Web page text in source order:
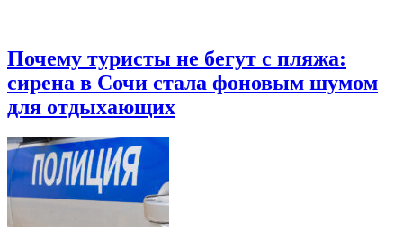
Почему туристы не бегут с пляжа:
сирена в Сочи стала фоновым шумом
для отдыхающих